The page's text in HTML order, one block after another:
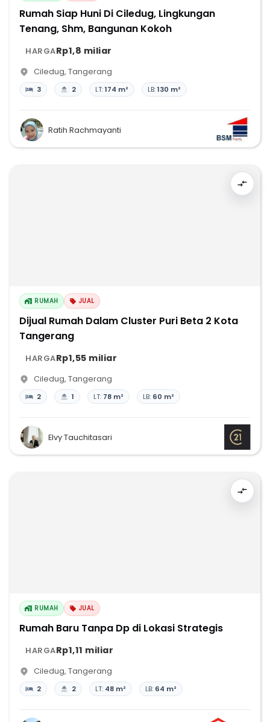
Rumah Siap Huni Di Ciledug, Lingkungan
Tenang, Shm, Bangunan Kokoh
HARGARp1,8 miliar
Ciledug, Tangerang
3 2 LT:174 m² LB:130 m²
Ratih Rachmayanti
RUMAH JUAL
Dijual Rumah Dalam Cluster Puri Beta 2 Kota
Tangerang
HARGARp1,55 miliar
Ciledug, Tangerang
2 1 LT: 78 m² LB: 60 m²
Elvy Tauchitasari
RUMAH JUAL
Rumah Baru Tanpa Dp di Lokasi Strategis
HARGARp1,11 miliar
Ciledug, Tangerang
2 2 LT: 48 m² LB: 64 m²